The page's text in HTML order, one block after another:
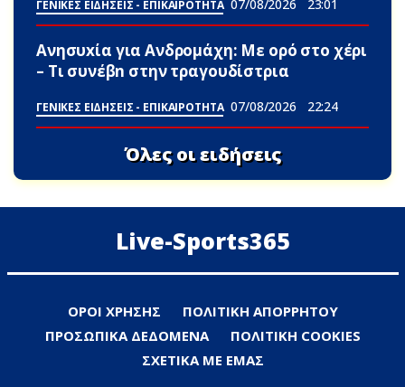
ΓΕΝΙΚΕΣ ΕΙΔΗΣΕΙΣ - ΕΠΙΚΑΙΡΟΤΗΤΑ 07/08/2026 23:01
Ανησυxία για Ανδρομάχη: Με ορό στο χέρι
– Τι συνέβn στην τραγουδίστρια
ΓΕΝΙΚΕΣ ΕΙΔΗΣΕΙΣ - ΕΠΙΚΑΙΡΟΤΗΤΑ 07/08/2026 22:24
Όλες οι ειδήσεις
Live-Sports365
ΟΡΟΙ ΧΡΗΣΗΣ
ΠΟΛΙΤΙΚΗ ΑΠΟΡΡΗΤΟΥ
ΠΡΟΣΩΠΙΚΑ ΔΕΔΟΜΕΝΑ
ΠΟΛΙΤΙΚΗ COOKIES
ΣΧΕΤΙΚΑ ΜΕ ΕΜΑΣ